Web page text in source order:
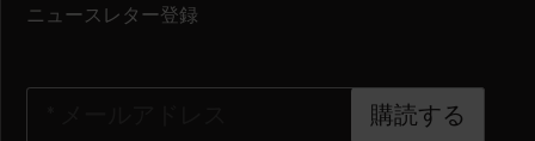
ニュースレター登録
購読する